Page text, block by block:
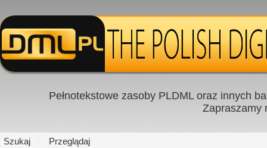
Pełnotekstowe zasoby PLDML oraz innych
Zapraszamy
Szukaj Przeglądaj